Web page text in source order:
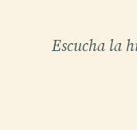
Escucha la